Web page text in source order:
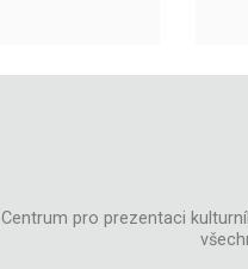
Centrum pro prezentaci